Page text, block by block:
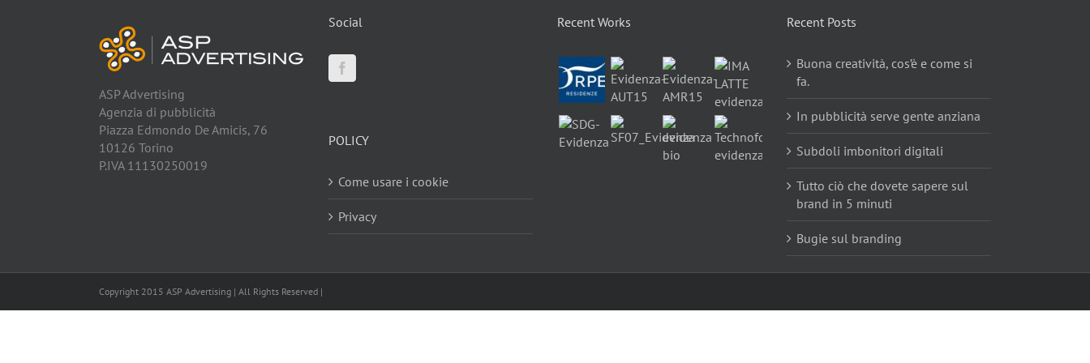
ASP Advertising
Agenzia di pubblicità
Piazza Edmondo De Amicis, 76
10126 Torino
P.IVA 11130250019
Social
POLICY
Come usare i cookie
Privacy
Recent Works Recent Posts
Buona creatività, cos’è e come si
fa.
In pubblicità serve gente anziana
Subdoli imbonitori digitali
Tutto ciò che dovete sapere sul
brand in 5 minuti
Bugie sul branding
Copyright 2015 ASP Advertising | All Rights Reserved |